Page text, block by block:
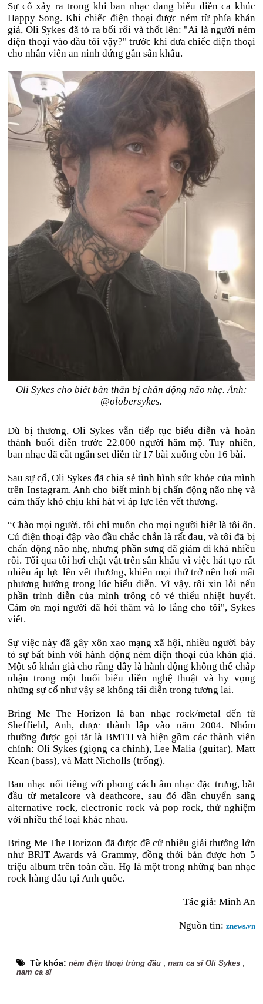
Sự cố xảy ra trong khi ban nhạc đang biểu diễn ca khúc
Happy Song. Khi chiếc điện thoại được ném từ phía khán
giả, Oli Sykes đã tỏ ra bối rối và thốt lên: "Ai là người ném
điện thoại vào đầu tôi vậy?" trước khi đưa chiếc điện thoại
cho nhân viên an ninh đứng gần sân khấu.
Oli Sykes cho biết bản thân bị chấn động não nhẹ. Ảnh:
@olobersykes.
Dù bị thương, Oli Sykes vẫn tiếp tục biểu diễn và hoàn
thành buổi diễn trước 22.000 người hâm mộ. Tuy nhiên,
ban nhạc đã cắt ngắn set diễn từ 17 bài xuống còn 16 bài.
Sau sự cố, Oli Sykes đã chia sẻ tình hình sức khỏe của mình
trên Instagram. Anh cho biết mình bị chấn động não nhẹ và
cảm thấy khó chịu khi hát vì áp lực lên vết thương.
“Chào mọi người, tôi chỉ muốn cho mọi người biết là tôi ổn.
Cú điện thoại đập vào đầu chắc chắn là rất đau, và tôi đã bị
chấn động não nhẹ, nhưng phần sưng đã giảm đi khá nhiều
rồi. Tối qua tôi hơi chật vật trên sân khấu vì việc hát tạo rất
nhiều áp lực lên vết thương, khiến mọi thứ trở nên hơi mất
phương hướng trong lúc biểu diễn. Vì vậy, tôi xin lỗi nếu
phần trình diễn của mình trông có vẻ thiếu nhiệt huyết.
Cảm ơn mọi người đã hỏi thăm và lo lắng cho tôi", Sykes
viết.
Sự việc này đã gây xôn xao mạng xã hội, nhiều người bày
tỏ sự bất bình với hành động ném điện thoại của khán giả.
Một số khán giả cho rằng đây là hành động không thể chấp
nhận trong một buổi biểu diễn nghệ thuật và hy vọng
những sự cố như vậy sẽ không tái diễn trong tương lai.
Bring Me The Horizon là ban nhạc rock/metal đến từ
Sheffield, Anh, được thành lập vào năm 2004. Nhóm
thường được gọi tắt là BMTH và hiện gồm các thành viên
chính: Oli Sykes (giọng ca chính), Lee Malia (guitar), Matt
Kean (bass), và Matt Nicholls (trống).
Ban nhạc nổi tiếng với phong cách âm nhạc đặc trưng, bắt
đầu từ metalcore và deathcore, sau đó dần chuyển sang
alternative rock, electronic rock và pop rock, thử nghiệm
với nhiều thể loại khác nhau.
Bring Me The Horizon đã được đề cử nhiều giải thưởng lớn
như BRIT Awards và Grammy, đồng thời bán được hơn 5
triệu album trên toàn cầu. Họ là một trong những ban nhạc
rock hàng đầu tại Anh quốc.
Tác giả: Minh An
Nguồn tin: znews.vn
Từ khóa:ném điện thoại trúng đầu ,nam ca sĩ Oli Sykes
nam ca sĩ